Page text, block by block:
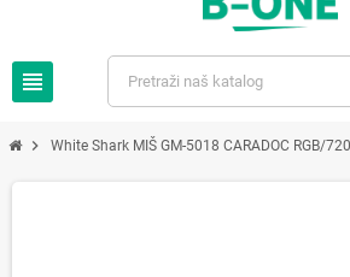
view_headline
chevron_right White Shark MIŠ GM-5018 CARADOC RGB/